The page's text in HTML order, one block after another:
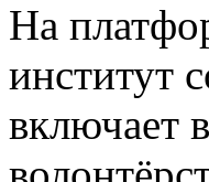
На
институт
включает